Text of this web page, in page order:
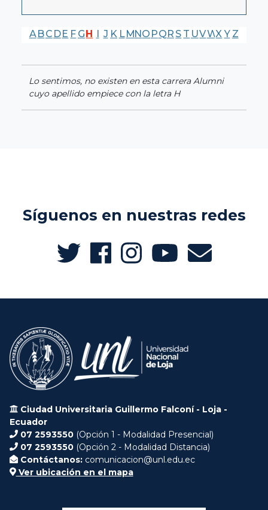
A BC DE F GH I J K LMNO PQR S T UVWX Y Z
Lo sentimos, no existen en esta carrera Alumni
cuyo apellido empiece con la letra H
Síguenos en nuestras redes
Ciudad Universitaria Guillermo Falconí - Loja -
Ecuador
07 2593550 (Opción 1 - Modalidad Presencial)
07 2593550 (Opción 2 - Modalidad Distancia)
Contáctanos: comunicacion@unl.edu.ec
Ver ubicación en el mapa